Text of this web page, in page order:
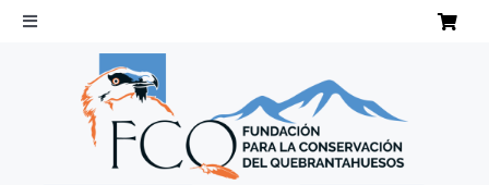
Saltar
Toggle
Navigation
QUEBRANTAHUESOS